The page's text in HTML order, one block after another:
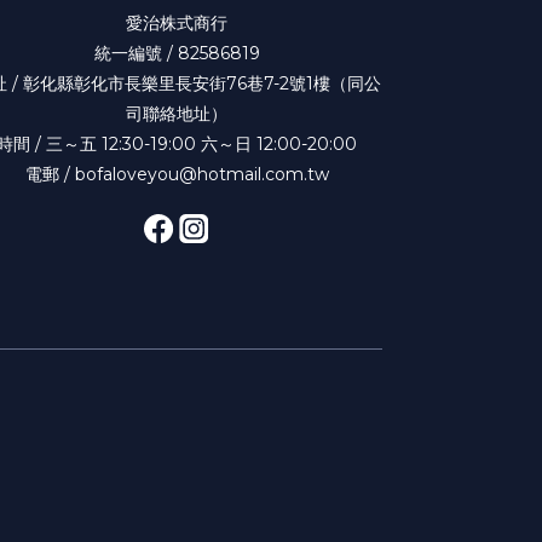
愛治株式商行
統一編號 / 82586819
/ 彰化縣彰化市長樂里長安街76巷7-2號1樓（同公
司聯絡地址）
間 / 三～五 12:30-19:00 六～日 12:00-20:00
電郵 / bofaloveyou@hotmail.com.tw